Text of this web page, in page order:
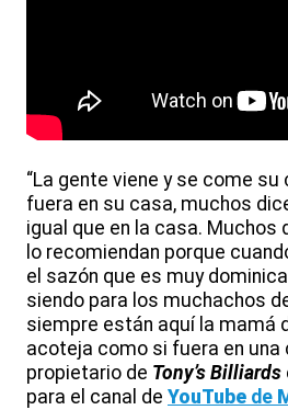
“La gente viene y se come
fuera en su casa, muchos
igual que en la casa. Muchos
lo recomiendan porque
el sazón que es muy
siendo para los muchachos
siempre están aquí la mamá
acoteja como si fuera en una
propietario de Tony’s Billiards
para el canal de YouTube de